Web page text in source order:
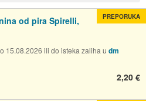
od pira Spirelli,
15.08.2026 ili do isteka zaliha u dm
2,20 €
PREPORUKA